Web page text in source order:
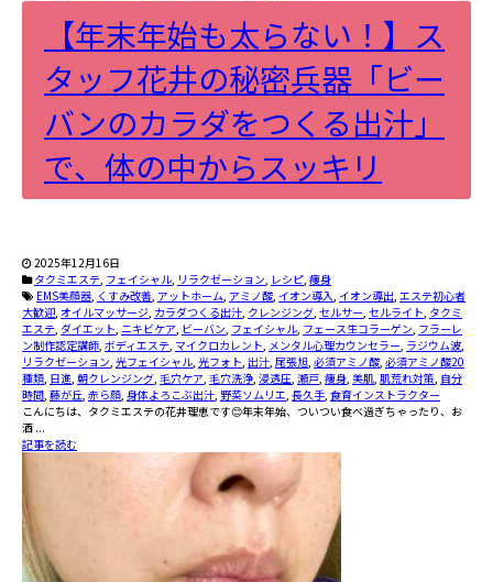
【年末年始も太らない！】ス
タッフ花井の秘密兵器「ビー
バンのカラダをつくる出汁」
で、体の中からスッキリ
2025年12月16日
タクミエステ, フェイシャル, リラクゼーション, レシピ, 痩身
EMS美顔器, くすみ改善, アットホーム, アミノ酸, イオン導入, イオン導出, エステ初心者
大歓迎, オイルマッサージ, カラダつくる出汁, クレンジング, セルサー, セルライト, タクミ
エステ, ダイエット, ニキビケア, ビーバン, フェイシャル, フェース生コラーゲン, フラーレ
ン制作認定講師, ボディエステ, マイクロカレント, メンタル心理カウンセラー, ラジウム波,
リラクゼーション, 光フェイシャル, 光フォト, 出汁, 尾張旭, 必須アミノ酸, 必須アミノ酸20
種類, 日進, 朝クレンジング, 毛穴ケア, 毛穴洗浄, 浸透圧, 瀬戸, 痩身, 美肌, 肌荒れ対策, 自分
時間, 藤が丘, 赤ら顔, 身体よろこぶ出汁, 野菜ソムリエ, 長久手, 食育インストラクター
こんにちは、タクミエステの花井理恵です😊年末年始、ついつい食べ過ぎちゃったり、お
酒 ...
記事を読む